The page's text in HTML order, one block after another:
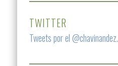
TWITTER
Tweets por el @chavinandez.